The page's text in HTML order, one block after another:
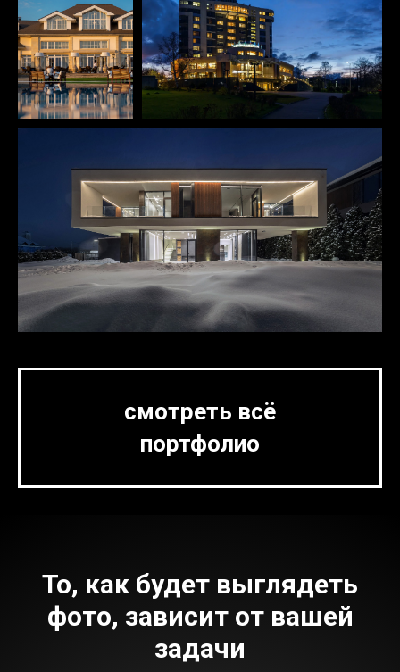
смотреть всё
портфолио
То, как будет выглядеть
фото, зависит от вашей
задачи